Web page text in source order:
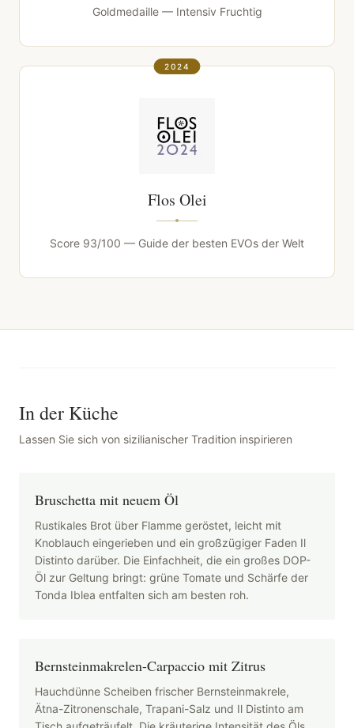
Goldmedaille — Intensiv Fruchtig
2024
Flos Olei
Score 93/100 — Guide der besten EVOs der Welt
In der Küche
Lassen Sie sich von sizilianischer Tradition inspirieren
Bruschetta mit neuem Öl
Rustikales Brot über Flamme geröstet, leicht mit
Knoblauch eingerieben und ein großzügiger Faden Il
Distinto darüber. Die Einfachheit, die ein großes DOP-
Öl zur Geltung bringt: grüne Tomate und Schärfe der
Tonda Iblea entfalten sich am besten roh.
Bernsteinmakrelen-Carpaccio mit Zitrus
Hauchdünne Scheiben frischer Bernsteinmakrele,
Ätna-Zitronenschale, Trapani-Salz und Il Distinto am